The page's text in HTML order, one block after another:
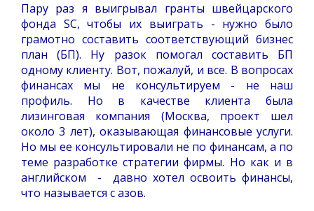
Пару раз я выигрывал гранты швейцарского
фонда SC, чтобы их выиграть - нужно было
грамотно составить соответствующий бизнес
план (БП). Ну разок помогал составить БП
одному клиенту. Вот, пожалуй, и все. В вопросах
финансах мы не консультируем - не наш
профиль. Но в качестве клиента была
лизинговая компания (Москва, проект шел
около 3 лет), оказывающая финансовые услуги.
Но мы ее консультировали не по финансам, а по
теме разработке стратегии фирмы. Но как и в
английском - давно хотел освоить финансы,
что называется с азов.